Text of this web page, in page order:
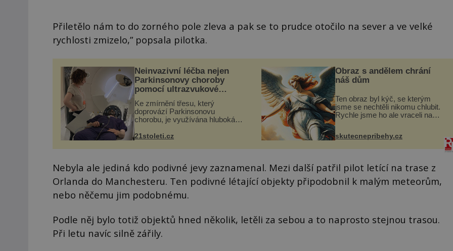
Přiletělo nám to do zorného pole zleva a pak se to prudce otočilo na sever a ve velké
rychlosti zmizelo,” popsala pilotka.
Neinvazivní léčba nejen
Parkinsonovy choroby
pomocí ultrazvukové
Ke zmírnění třesu, který
doprovází Parkinsonovu
chorobu, je využívána hluboká
vyžaduje vysoce invazivní
vhodný k dostatečně přesnému
21stoleti.cz
Obraz s andělem chrání
náš dům
Ten obraz byl kýč, se kterým
jsme se nechtěli nikomu chlubit.
Rychle jsme ho ale vraceli na
domek na severu Čech, kde
jsme si naplánova...
skutecnepribehy.cz
Nebyla ale jediná kdo podivné jevy zaznamenal. Mezi další patřil pilot letící na trase z
Orlanda do Manchesteru. Ten podivné létající objekty připodobnil k malým meteorům,
nebo něčemu jim podobnému.
Podle něj bylo totiž objektů hned několik, letěli za sebou a to naprosto stejnou trasou.
Při letu navíc silně zářily.